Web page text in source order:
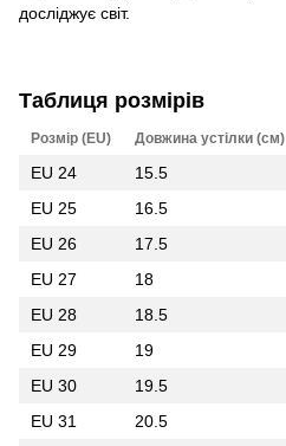
досліджує світ.
Таблиця розмірів
Розмір (EU) Довжина устілки (см)
EU 24 15.5
EU 25
16.5
EU 26
17.5
EU 27
18
EU 28
18.5
EU 29
19
EU 30
19.5
EU 31
20.5